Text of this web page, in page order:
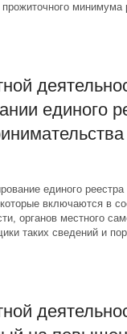
минимума
единого
единого
включаются в
органов местного
таких сведений и